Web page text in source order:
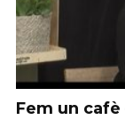
Fem un cafè